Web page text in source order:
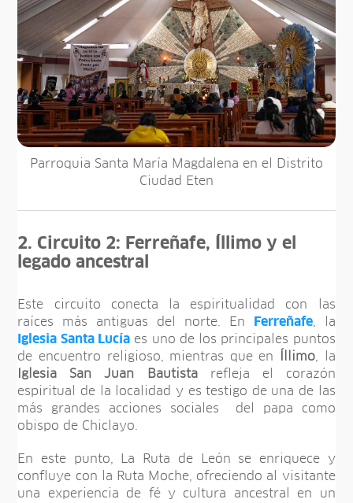
Parroquia Santa María Magdalena en el Distrito
Ciudad Eten
2. Circuito 2: Ferreñafe, Íllimo y el
legado ancestral
Este circuito conecta la espiritualidad con las
raíces más antiguas del norte. En
Ferreñafe, la
Iglesia Santa Lucíaes uno de los principales puntos
de encuentro religioso, mientras que en
Íllimo , la
Iglesia San Juan Bautistarefleja el corazón
espiritual de la localidad y es testigo de una de las
más grandes acciones sociales del papa como
obispo de Chiclayo.
En este punto, La Ruta de León se enriquece y
confluye con la Ruta Moche, ofreciendo al visitante
una experiencia de fé y cultura ancestral en un